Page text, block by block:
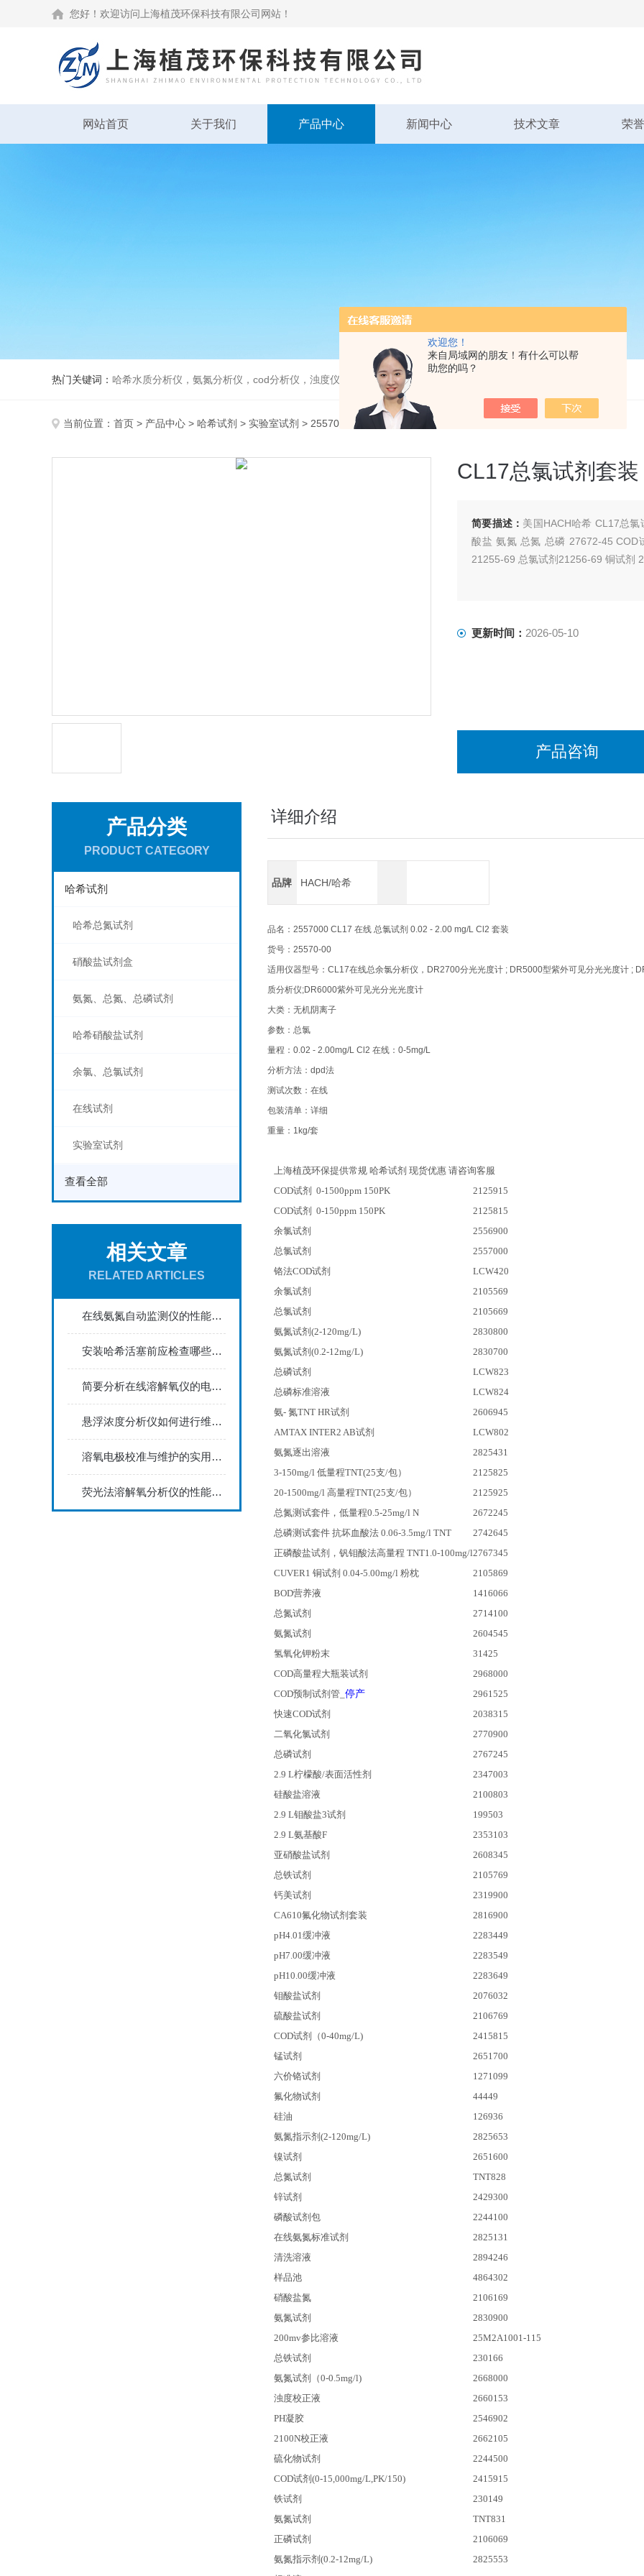
欢迎您！
来自局域网的朋友！有什么可以帮
助您的吗？
您好！欢迎访问上海植茂环保科技有限公司网站！
网站首页 关于我们 产品中心 新闻中心 技术文章 荣
热门关键词： 哈希水质分析仪，氨氮分析仪，cod分析仪，浊度仪，bod分析仪，溶解氧分析仪
当前位置： 首页 > 产品中心 > 哈希试剂 > 实验室试剂 > 2557000CL17总氯试剂套装 在线总氯试剂组25570-00
CL17总氯试剂套
简要描述： 美国HACH哈希 CL17总
酸盐 氨氮 总氮 总磷 27672-45
21255-69 总氯试剂21256-69 铜试剂
更新时间： 2026-05-10
产品咨询
产品分类
PRODUCT CATEGORY
哈希试剂
哈希总氮试剂
硝酸盐试剂盒
氨氮、总氮、总磷试剂
哈希硝酸盐试剂
余氯、总氯试剂
在线试剂
实验室试剂
查看全部
相关文章
RELATED ARTICLES
在线氨氮自动监测仪的性能特点
安装哈希活塞前应检查哪些内容？
简要分析在线溶解氧仪的电极维护方法
悬浮浓度分析仪如何进行维护和保养？
溶氧电极校准与维护的实用指南
荧光法溶解氧分析仪的性能特点
详细介绍
品牌 HACH/哈希
品名：2557000 CL17 在线 总氯试剂 0.02 - 2.00 mg/L Cl2 套装
货号：25570-00
适用仪器型号：CL17在线总余氯分析仪，DR2700分光光度计 ; DR5000型紫外可见分光光度计 ;
质分析仪;DR6000紫外可见光分光光度计
大类：无机阴离子
参数：总氯
量程：0.02 - 2.00mg/L Cl2 在线：0-5mg/L
分析方法：dpd法
测试次数：在线
包装清单：详细
重量：1kg/套
上海植茂环保提供常规 哈希试剂 现货优惠 请咨询客服
COD试剂 0-1500ppm 150PK
2125915
COD试剂 0-150ppm 150PK
2125815
余氯试剂
2556900
总氯试剂
2557000
铬法COD试剂
LCW420
余氯试剂
2105569
总氯试剂
2105669
氨氮试剂(2-120mg/L)
2830800
氨氮试剂(0.2-12mg/L)
2830700
总磷试剂
LCW823
总磷标准溶液
LCW824
氨- 氮TNT HR试剂
2606945
AMTAX INTER2 AB试剂
LCW802
氨氮逐出溶液
2825431
3-150mg/l 低量程TNT(25支/包）
2125825
20-1500mg/l 高量程TNT(25支/包）
2125925
总氮测试套件，低量程0.5-25mg/l N
2672245
总磷测试套件 抗坏血酸法 0.06-3.5mg/l TNT
2742645
正磷酸盐试剂，钒钼酸法高量程 TNT1.0-100mg/l2767345
CUVER1 铜试剂 0.04-5.00mg/l 粉枕
2105869
BOD营养液
1416066
总氮试剂
2714100
氨氮试剂
2604545
氢氧化钾粉末
31425
COD高量程大瓶装试剂
2968000
COD预制试剂管_ 停产
2961525
快速COD试剂
2038315
二氧化氯试剂
2770900
总磷试剂
2767245
2.9 L柠檬酸/表面活性剂
2347003
硅酸盐溶液
2100803
2.9 L钼酸盐3试剂
199503
2.9 L氨基酸F
2353103
亚硝酸盐试剂
2608345
总铁试剂
2105769
钙美试剂
2319900
CA610氟化物试剂套装
2816900
pH4.01缓冲液
2283449
pH7.00缓冲液
2283549
pH10.00缓冲液
2283649
钼酸盐试剂
2076032
硫酸盐试剂
2106769
COD试剂（0-40mg/L)
2415815
锰试剂
2651700
六价铬试剂
1271099
氟化物试剂
44449
硅油
126936
氨氮指示剂(2-120mg/L)
2825653
镍试剂
2651600
总氮试剂
TNT828
锌试剂
2429300
磷酸试剂包
2244100
在线氨氮标准试剂
2825131
清洗溶液
2894246
样品池
4864302
硝酸盐氮
2106169
氨氮试剂
2830900
200mv参比溶液
25M2A1001-115
总铁试剂
230166
氨氮试剂（0-0.5mg/l)
2668000
浊度校正液
2660153
PH凝胶
2546902
2100N校正液
2662105
硫化物试剂
2244500
COD试剂(0-15,000mg/L,PK/150)
2415915
铁试剂
230149
氨氮试剂
TNT831
正磷试剂
2106069
氨氮指示剂(0.2-12mg/L)
2825553